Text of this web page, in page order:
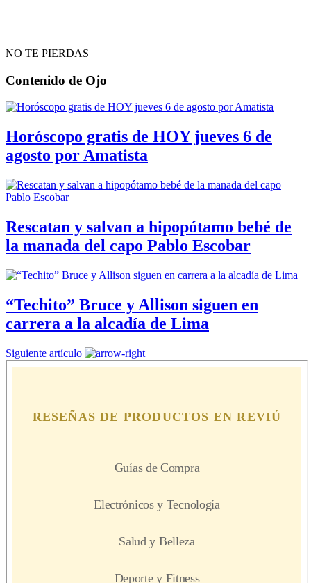
NO TE PIERDAS
Contenido de Ojo
Horóscopo gratis de HOY jueves 6 de
agosto por Amatista
Rescatan y salvan a hipopótamo bebé de
la manada del capo Pablo Escobar
“Techito” Bruce y Allison siguen en
carrera a la alcadía de Lima
Siguiente artículo